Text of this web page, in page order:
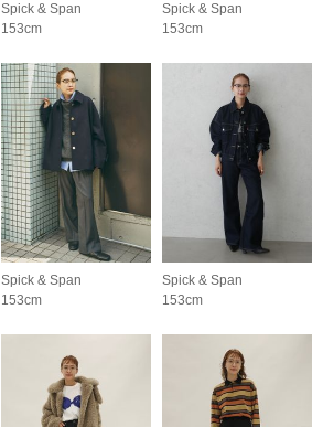
Spick & Span
153cm
Spick & Span
153cm
Spick & Span
153cm
Spick & Span
153cm